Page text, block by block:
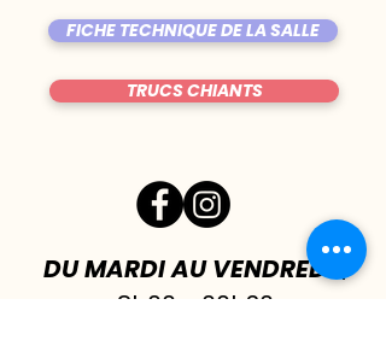
FICHE TECHNIQUE DE LA SALLE
TRUCS CHIANTS
DU MARDI AU VENDREDI |
8h00 - 00h30